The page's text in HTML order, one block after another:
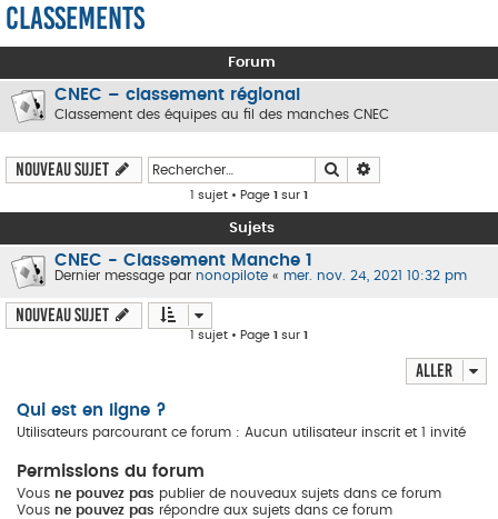
e
Classements
Forum
CNEC – classement régional
Classement des équipes au fil des manches CNEC
Nouveau sujet Rechercher
1 sujet • Page 1 sur 1
Sujets
CNEC - Classement Manche 1
Dernier message par nonopilote « mer. nov. 24, 2021 10:32 pm
Nouveau sujet
1 sujet • Page 1 sur 1
Aller
Qui est en ligne ?
Utilisateurs parcourant ce forum : Aucun utilisateur inscrit et 1 invité
Permissions du forum
Vous ne pouvez pas publier de nouveaux sujets dans ce forum
Vous ne pouvez pas répondre aux sujets dans ce forum